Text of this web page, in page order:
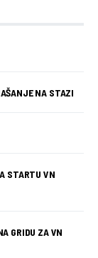
NA STAZI
STARTU VN
GRIDU ZA VN